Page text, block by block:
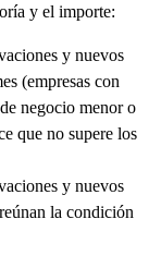
y el importe:
y nuevos
(empresas con
negocio menor o
que no supere los
y nuevos
la condición